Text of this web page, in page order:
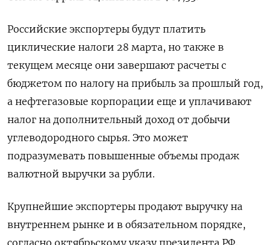
Российские экспортеры будут платить
циклические налоги 28 марта, но также в
текущем месяце они завершают расчеты с
бюджетом по налогу на прибыль за прошлый год,
а нефтегазовые корпорации еще и уплачивают
налог на дополнительный доход от добычи
углеводородного сырья. Это может
подразумевать повышенные объемы продаж
валютной выручки за рубли.
Крупнейшие экспортеры продают выручку на
внутреннем рынке и в обязательном порядке,
согласно октябрьскому указу президента РФ,